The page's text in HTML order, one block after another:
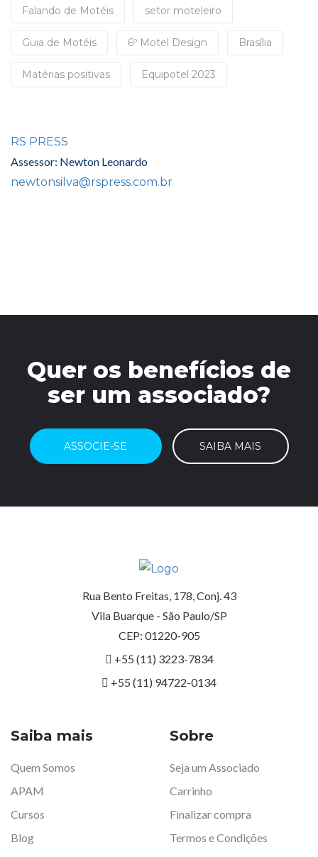
Falando de Motéis setor moteleiro
Guia de Motéis 6º Motel Design Brasília
Matérias positivas Equipotel 2023
RS PRESS
Assessor: Newton Leonardo
newtonsilva@rspress.com.br
Quer os benefícios de
ser um associado?
ASSOCIE-SE SAIBA MAIS
Rua Bento Freitas, 178, Conj. 43
Vila Buarque - São Paulo/SP
CEP: 01220-905
+55 (11) 3223-7834
+55 (11) 94722-0134
Saiba mais
Quem Somos
APAM
Cursos
Blog
Sobre
Seja um Associado
Carrinho
Finalizar compra
Termos e Condições